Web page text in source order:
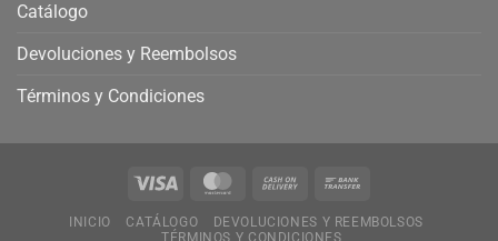
Catálogo
Devoluciones y Reembolsos
Términos y Condiciones
INICIO CATÁLOGO
DEVOLUCIONES Y REEMBOLSOS